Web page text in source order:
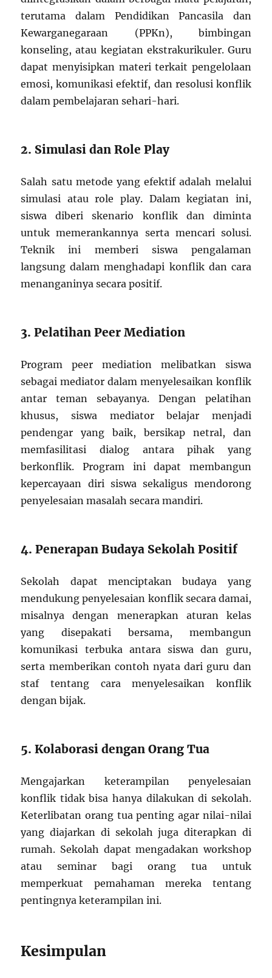
terutama dalam Pendidikan Pancasila dan
Kewarganegaraan (PPKn), bimbingan
konseling, atau kegiatan ekstrakurikuler. Guru
dapat menyisipkan materi terkait pengelolaan
emosi, komunikasi efektif, dan resolusi konflik
dalam pembelajaran sehari-hari.
2. Simulasi dan Role Play
Salah satu metode yang efektif adalah melalui
simulasi atau role play. Dalam kegiatan ini,
siswa diberi skenario konflik dan diminta
untuk memerankannya serta mencari solusi.
Teknik ini memberi siswa pengalaman
langsung dalam menghadapi konflik dan cara
menanganinya secara positif.
3. Pelatihan Peer Mediation
Program peer mediation melibatkan siswa
sebagai mediator dalam menyelesaikan konflik
antar teman sebayanya. Dengan pelatihan
khusus, siswa mediator belajar menjadi
pendengar yang baik, bersikap netral, dan
memfasilitasi dialog antara pihak yang
berkonflik. Program ini dapat membangun
kepercayaan diri siswa sekaligus mendorong
penyelesaian masalah secara mandiri.
4. Penerapan Budaya Sekolah Positif
Sekolah dapat menciptakan budaya yang
mendukung penyelesaian konflik secara damai,
misalnya dengan menerapkan aturan kelas
yang disepakati bersama, membangun
komunikasi terbuka antara siswa dan guru,
serta memberikan contoh nyata dari guru dan
staf tentang cara menyelesaikan konflik
dengan bijak.
5. Kolaborasi dengan Orang Tua
Mengajarkan keterampilan penyelesaian
konflik tidak bisa hanya dilakukan di sekolah.
Keterlibatan orang tua penting agar nilai-nilai
yang diajarkan di sekolah juga diterapkan di
rumah. Sekolah dapat mengadakan workshop
atau seminar bagi orang tua untuk
memperkuat pemahaman mereka tentang
pentingnya keterampilan ini.
Kesimpulan